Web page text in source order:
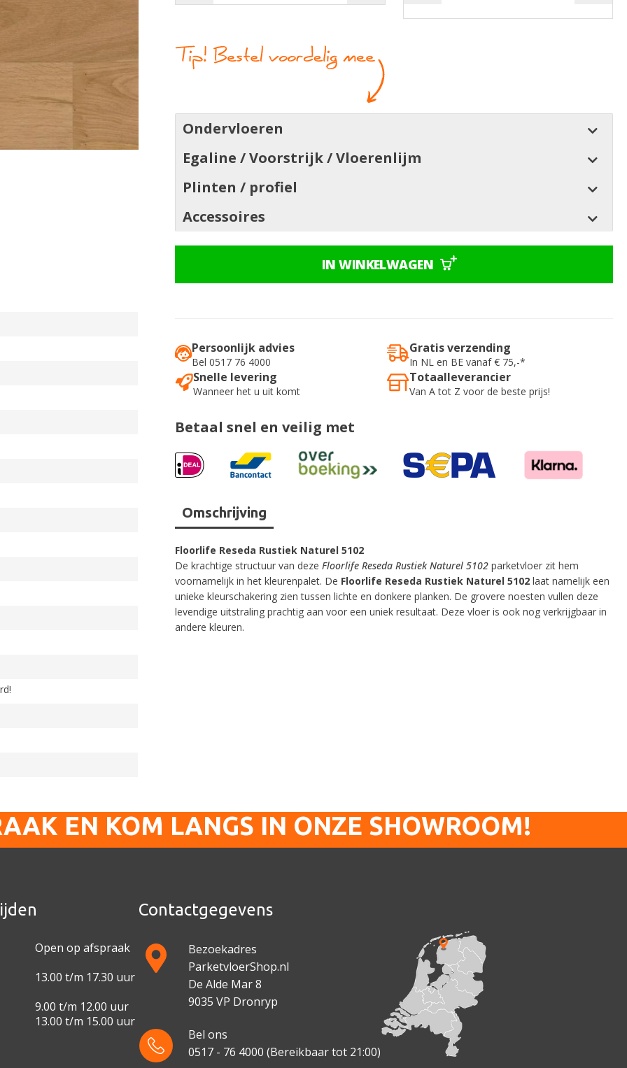
Ondervloeren
Egaline / Voorstrijk / Vloerenlijm
Plinten / profiel
Accessoires
IN WINKELWAGEN
Persoonlijk advies
Bel 0517 76 4000
Gratis verzending
In NL en BE vanaf € 75,-*
Snelle levering
Wanneer het u uit komt
Totaalleverancier
Van A tot Z voor de beste prijs!
Betaal snel en veilig met
Omschrijving
Floorlife Reseda Rustiek Naturel 5102
De krachtige structuur van dezeFloorlife Reseda Rustiek Naturel 5102 parketvloer zit hem
voornamelijk in het kleurenpalet. De Floorlife Reseda Rustiek Naturel 5102 laat namelijk een
unieke kleurschakering zien tussen lichte en donkere planken. De grovere noesten vullen deze
levendige uitstraling prachtig aan voor een uniek resultaat. Deze vloer is ook nog verkrijgbaar in
andere kleuren.
EN KOM LANGS IN ONZE SHOWROOM!
Open op afspraak
13.00 t/m 17.30 uur
9.00 t/m 12.00 uur
13.00 t/m 15.00 uur
Contactgegevens
Bezoekadres
ParketvloerShop.nl
De Alde Mar 8
9035 VP Dronryp
Bel ons
0517 - 76 4000 (Bereikbaar tot 21:00)